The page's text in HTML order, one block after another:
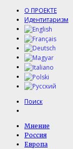
О ПРОЕКТЕ
Идентитаризм
Поиск
Мнение
Россия
Европа